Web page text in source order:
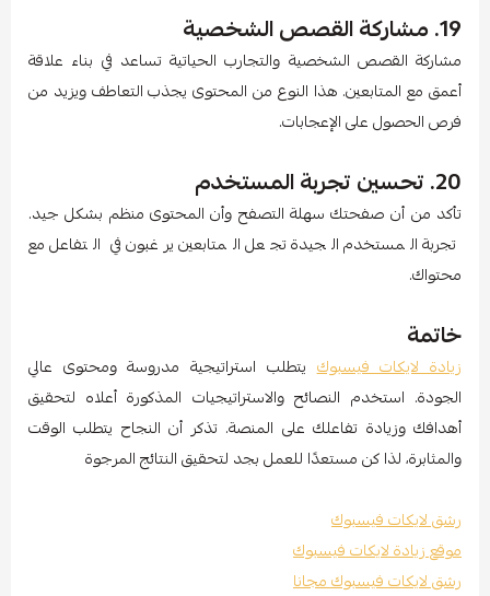
19. مشاركة القصص الشخصية
مشاركة القصص الشخصية والتجارب الحياتية تساعد في بناء علاقة
أعمق مع المتابعين. هذا النوع من المحتوى يجذب التعاطف ويزيد من
فرص الحصول على الإعجابات.
20. تحسين تجربة المستخدم
تأكد من أن صفحتك سهلة التصفح وأن المحتوى منظم بشكل جيد.
تجربة المستخدم الجيدة تجعل المتابعين يرغبون في التفاعل مع
محتواك.
خاتمة
زيادة لايكات فيسبوكيتطلب استراتيجية مدروسة ومحتوى عالي
الجودة. استخدم النصائح والاستراتيجيات المذكورة أعلاه لتحقيق
أهدافك وزيادة تفاعلك على المنصة. تذكر أن النجاح يتطلب الوقت
والمثابرة، لذا كن مستعدًا للعمل بجد لتحقيق النتائج المرجوة
رشق لايكات فيسبوك
موقع زيادة لايكات فيسبوك
رشق لايكات فيسبوك مجانا